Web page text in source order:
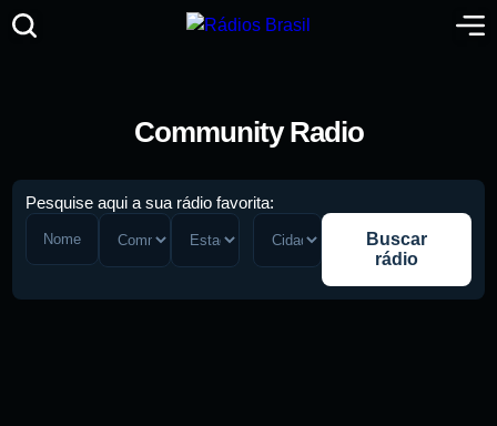
Community Radio
Pesquise aqui a sua rádio favorita:
Buscar
rádio